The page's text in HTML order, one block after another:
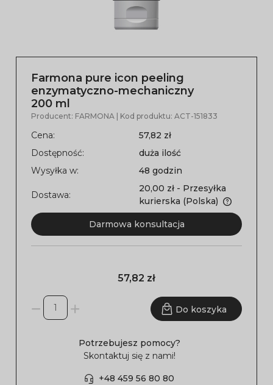
Farmona pure icon peeling
enzymatyczno-mechaniczny
200 ml
Producent: FARMONA | Kod produktu: ACT-151833
Cena:
57,82 zł
Dostępność:
duża ilość
Wysyłka w:
48 godzin
Dostawa:
20,00 zł - Przesyłka
kurierska (Polska)
Darmowa konsultacja
57,82 zł
Do koszyka
Potrzebujesz pomocy?
Skontaktuj się z nami!
+48 459 56 80 80